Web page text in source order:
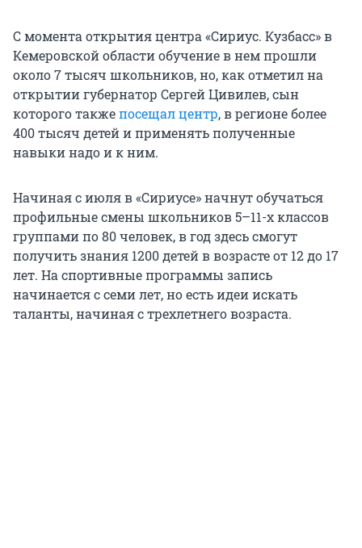
С момента открытия центра «Сириус. Кузбасс» в
Кемеровской области обучение в нем прошли
около 7 тысяч школьников, но, как отметил на
открытии губернатор Сергей Цивилев, сын
которого такжепосещал центр, в регионе более
400 тысяч детей и применять полученные
навыки надо и к ним.
Начиная с июля в «Сириусе» начнут обучаться
профильные смены школьников 5–11-х классов
группами по 80 человек, в год здесь смогут
получить знания 1200 детей в возрасте от 12 до 17
лет. На спортивные программы запись
начинается с семи лет, но есть идеи искать
таланты, начиная с трехлетнего возраста.